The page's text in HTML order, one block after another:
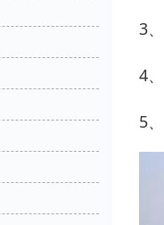
3
4
5